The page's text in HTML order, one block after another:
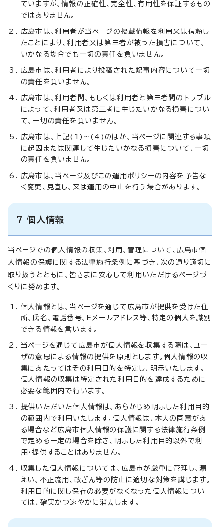
ていますが、情報の正確性、完全性、有用性を保証するもの
ではありません。
広島市は、利用者が当ページの掲載情報を利用又は信頼し
たことにより、利用者又は第三者が被った損害について、
いかなる場合でも一切の責任を負いません。
広島市は、利用者により投稿された記事内容について一切
の責任を負いません。
広島市は、利用者間、もしくは利用者と第三者間のトラブル
によって、利用者又は第三者に生じたいかなる損害につい
て、一切の責任を負いません。
広島市は、上記(1)～(4)のほか、当ページに関連する事項
に起因または関連して生じたいかなる損害について、一切
の責任を負いません。
広島市は、当ページ及びこの運用ポリシーの内容を予告な
く変更、見直し、又は運用の中止を行う場合があります。
7 個人情報
当ページでの個人情報の収集、利用、管理について、広島市個
人情報の保護に関する法律施行条例に基づき、次の通り適切に
取り扱うとともに、皆さまに安心して利用いただけるページづ
くりに努めます。
個人情報とは、当ページを通じて広島市が提供を受けた住
所、氏名、電話番号、Eメールアドレス等、特定の個人を識別
できる情報を言います。
当ページを通じて広島市が個人情報を収集する際は、ユー
ザの意思による情報の提供を原則とします。個人情報の収
集にあたってはその利用目的を特定し、明示いたします。
個人情報の収集は特定された利用目的を達成するために
必要な範囲内で行います。
提供いただいた個人情報は、あらかじめ明示した利用目的
の範囲内で利用いたします。個人情報は、本人の同意があ
る場合など広島市個人情報の保護に関する法律施行条例
で定める一定の場合を除き、明示した利用目的以外で利
用・提供することはありません。
収集した個人情報については、広島市が厳重に管理し、漏
えい、不正流用、改ざん等の防止に適切な対策を講じます。
利用目的に関し保存の必要がなくなった個人情報につい
ては、確実かつ速やかに消去します。